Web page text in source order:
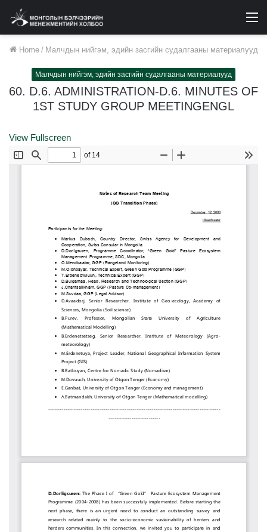
Home / Малчдын нийгэм, эдийн засгийн судалгааны материалууд
Малчдын нийгэм, эдийн засгийн судалгааны материалууд
60. D.6. ADMINISTRATION-D.6. MINUTES OF
1ST STUDY GROUP MEETINGENGL
View Fullscreen